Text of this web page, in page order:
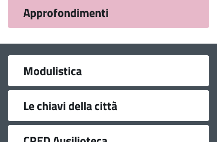
Approfondimenti
Link
utili
Modulistica
Le chiavi della città